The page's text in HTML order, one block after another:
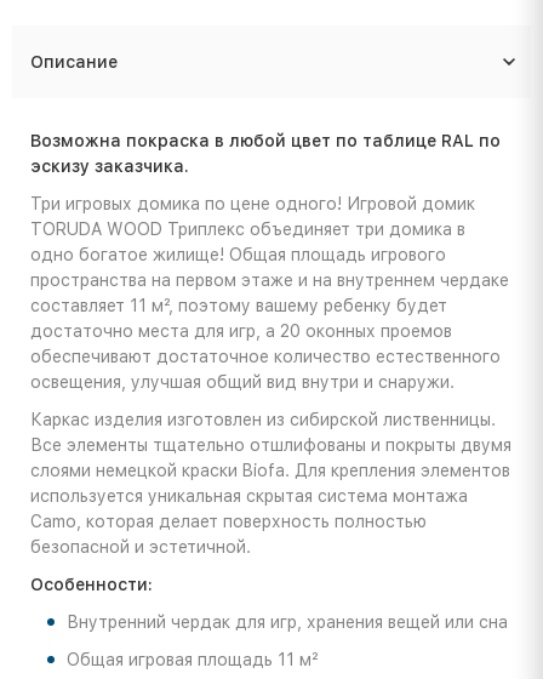
Описание
Возможна покраска в любой цвет по таблице RAL по
эскизу заказчика.
Три игровых домика по цене одного! Игровой домик
TORUDA WOOD Триплекс объединяет три домика в
одно богатое жилище! Общая площадь игрового
пространства на первом этаже и на внутреннем чердаке
составляет 11 м², поэтому вашему ребенку будет
достаточно места для игр, а 20 оконных проемов
обеспечивают достаточное количество естественного
освещения, улучшая общий вид внутри и снаружи.
Каркас изделия изготовлен из сибирской лиственницы.
Все элементы тщательно отшлифованы и покрыты двумя
слоями немецкой краски Biofa. Для крепления элементов
используется уникальная скрытая система монтажа
Camo, которая делает поверхность полностью
безопасной и эстетичной.
Особенности:
Внутренний чердак для игр, хранения вещей или сна
Общая игровая площадь 11 м²